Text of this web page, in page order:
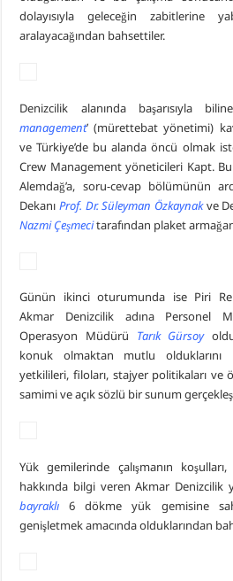
dolayısıyla geleceğin zabitlerine
aralayacağından bahsettiler.
Denizcilik alanında başarısıyla
management’ (mürettebat yönetimi)
ve Türkiye’de bu alanda öncü olmak
Crew Management yöneticileri Kapt.
Alemdağ’a, soru-cevap bölümünün
Dekanı Prof. Dr. Süleyman Özkaynak ve
Nazmi Çeşmecitarafından plaket
Günün ikinci oturumunda ise Piri
Akmar Denizcilik adına Personel
Operasyon Müdürü Tarık Gürsoy
konuk olmaktan mutlu olduklarını
yetkilileri, filoları, stajyer politikaları ve
samimi ve açık sözlü bir sunum
Yük gemilerinde çalışmanın
hakkında bilgi veren Akmar Denizcilik
bayraklı
6 dökme yük gemisine
genişletmek amacında olduklarından